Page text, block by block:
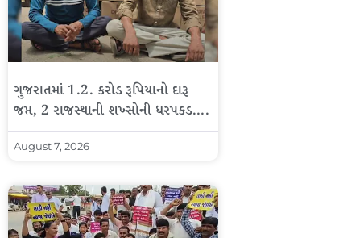
ગુજરાતમાં 1.2. કરોડ રૂપિયાનો દારૂ
જપ્ત, 2 રાજસ્થાની શખ્સોની ધરપકડ….
August 7, 2026